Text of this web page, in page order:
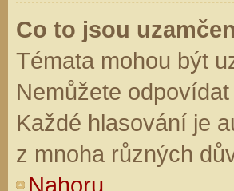
Co to jsou
Témata mohou být
Nemůžete
Každé hlasování je
z mnoha různých
Nahoru